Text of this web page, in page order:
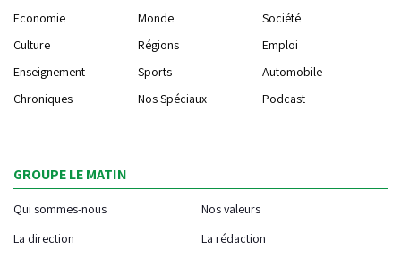
Economie
Monde
Société
Culture
Régions
Emploi
Enseignement
Sports
Automobile
Chroniques
Nos Spéciaux Podcast
GROUPE LE MATIN
Qui sommes-nous
Nos valeurs
La direction
La rédaction